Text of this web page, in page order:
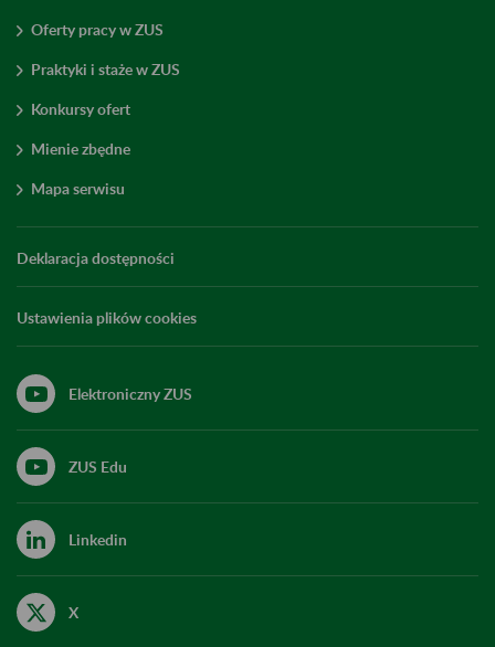
Oferty pracy w ZUS
Praktyki i staże w ZUS
Konkursy ofert
Mienie zbędne
Mapa serwisu
Deklaracja dostępności
Ustawienia plików cookies
Elektroniczny ZUS
ZUS Edu
Linkedin
X